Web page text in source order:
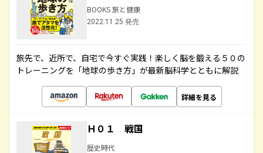
BOOKS 旅と健康
2022.11.25 発売
旅先で、近所で、自宅で今すぐ実践！楽しく脳を鍛える５０の
トレーニングを「地球の歩き方」が最新脳科学とともに解説
詳細を見る
Ｈ０１ 戦国
歴史時代